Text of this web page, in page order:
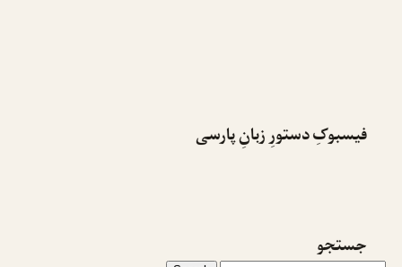
فیسبوکِ دستورِ زبانِ پارسی
جستجو